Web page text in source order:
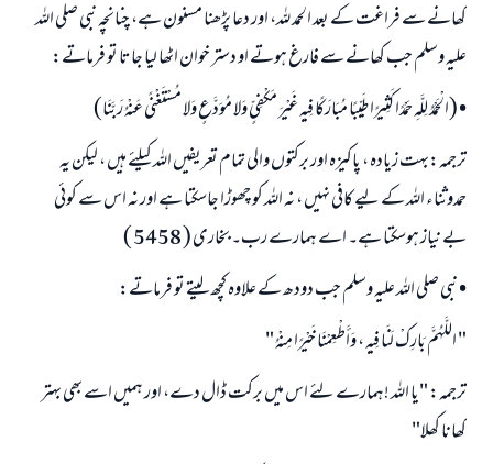
کھانے سے فراغت کے بعد الحمد للہ، اور دعا پڑھنا مسنون ہے، چنانچہ نبی صلی اللہ
علیہ وسلم جب کھانے سے فارغ ہوتے او دستر خوان اٹھا لیا جاتا تو فرماتے:
• (الْحَمْدُ لِلَّهِ حَمْدًا كَثِيرًا طَيِّبًا مُبَارَكًا فِيهِ غَيْرَ مَكْفِيٍّ وَلا مُوَدَّعٍ وَلا مُسْتَغْنًى عَنْهُ رَبَّنَا)
ترجمہ:بہت زیادہ ، پاکیزہ اور برکتوں والی تمام تعریفیں اللہ کیلئے ہیں ، لیکن یہ
حمدوثناء اللہ کے لیے کافی نہیں ، نہ اللہ کو چھوڑا جاسکتا ہے اور نہ اس سے کوئی
بے نیاز ہوسکتا ہے۔ اے ہمارے رب۔ بخاری ( 5458 )
• نبی صلی اللہ علیہ وسلم جب دودھ کے علاوہ کچھ لیتے تو فرماتے:
" اللَّهُمَّ بَارِكْ لَنَا فِيهِ ، وَأَطْعِمْنَا خَيْرًا مِنْهُ "
ترجمہ: "یا اللہ !ہمارے لئے اس میں برکت ڈال دے، اور ہمیں اسے بھی بہتر
کھانا کھلا"